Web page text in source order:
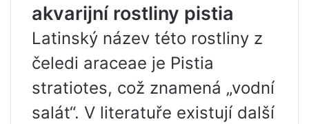
akvarijní rostliny pistia
Latinský název této rostliny z
čeledi araceae je Pistia
stratiotes, což znamená „vodní
salát“. V literatuře existují další